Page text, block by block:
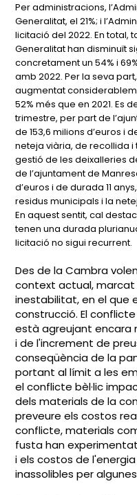
Per administracions,
Generalitat, el 21%; i
licitació del 2022. En total,
Generalitat han disminuït
concretament un 54% i
amb 2022. Per la seva
augmentat
52% més que en 2021. Es
trimestre, per part de
de 153,6 milions d’euros i
neteja viària, de recollida i
gestió de les deixalleries
de l’ajuntament de
d’euros i de durada 11
residus municipals i la
En aquest sentit, cal
tenen una durada
licitació no sigui recurrent.
Des de la Cambra
context actual, marcat
inestabilitat, en el que
construcció. El
està agreujant encara
i de l'increment de
conseqüència de la
portant al límit a les
el conflicte bèl·lic
dels materials de la
preveure els costos
conflicte, materials
fusta han
i els costos de
inassolibles per